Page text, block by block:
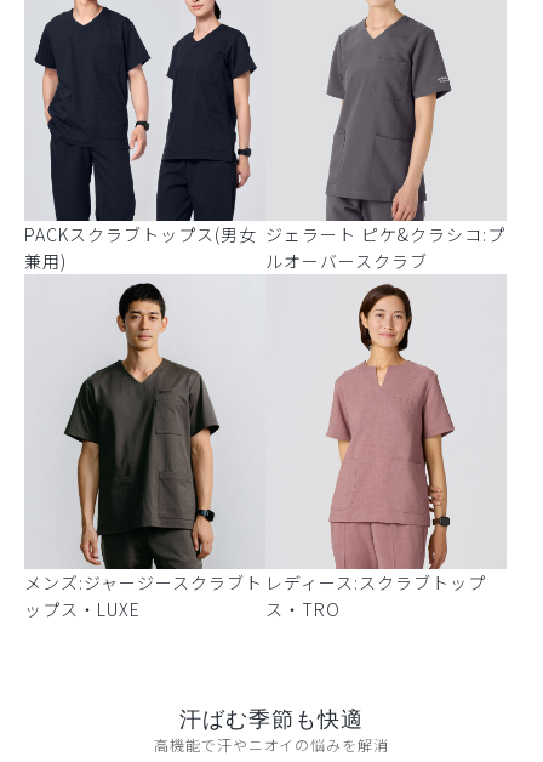
PACKスクラブトップス(男女
兼用)
ジェラート ピケ&クラシコ:プ
ルオーバースクラブ
メンズ:ジャージースクラブト
ップス・LUXE
レディース:スクラブトップ
ス・TRO
汗ばむ季節も快適
高機能で汗やニオイの悩みを解消